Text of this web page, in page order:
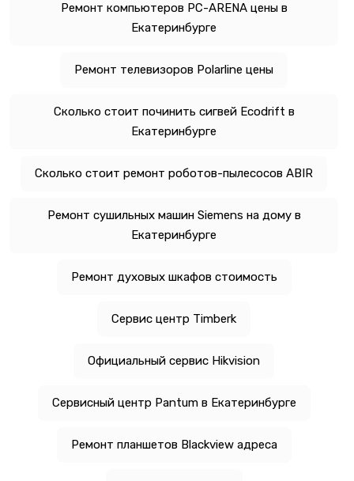
Ремонт компьютеров PC-ARENA цены в
Екатеринбурге
Ремонт телевизоров Polarline цены
Сколько стоит починить сигвей Ecodrift в
Екатеринбурге
Сколько стоит ремонт роботов-пылесосов ABIR
Ремонт сушильных машин Siemens на дому в
Екатеринбурге
Ремонт духовых шкафов стоимость
Сервис центр Timberk
Официальный сервис Hikvision
Сервисный центр Pantum в Екатеринбурге
Ремонт планшетов Blackview адреса